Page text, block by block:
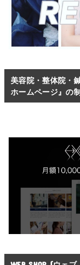
美容院・整体院・
ホームページ』の